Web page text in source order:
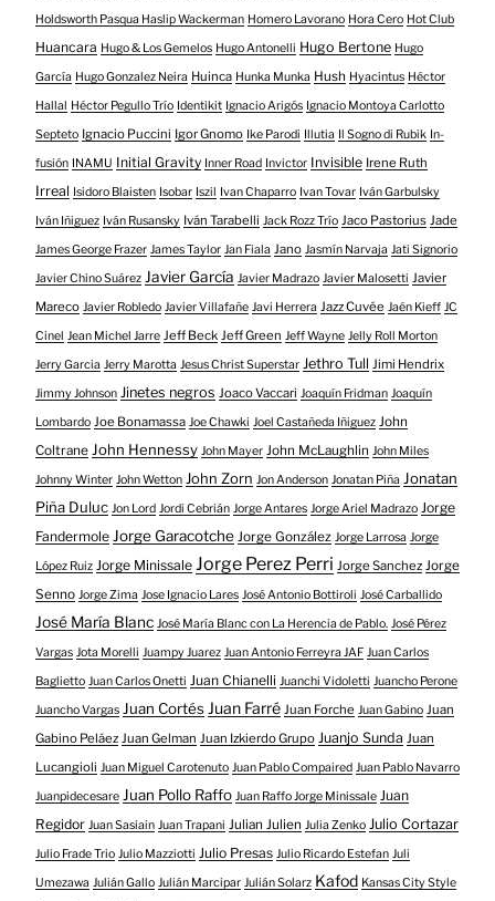
Holdsworth Pasqua Haslip Wackerman Homero Lavorano Hora Cero Hot Club
Huancara Hugo & Los Gemelos Hugo Antonelli Hugo Bertone Hugo
García Hugo Gonzalez Neira Huinca Hunka Munka Hush Hyacintus Héctor
Hallal
Héctor Pegullo Trío Identikit Ignacio Arigós Ignacio Montoya Carlotto
Septeto Ignacio Puccini Igor Gnomo Ike Parodi Illutia Il Sogno di Rubik In-
fusión INAMU Initial Gravity Inner Road Invictor Invisible Irene Ruth
Irreal Isidoro Blaisten Isobar Iszil Ivan Chaparro Ivan Tovar Iván Garbulsky
Iván Iñiguez Iván Rusansky Iván Tarabelli Jack Rozz Trío Jaco Pastorius Jade
James George Frazer James Taylor Jan Fiala Jano Jasmín Narvaja Jati Signorio
Javier Chino Suárez Javier García Javier Madrazo Javier Malosetti Javier
Mareco Javier Robledo Javier Villafañe Javi Herrera Jazz Cuvée Jaén Kieff JC
Cinel Jean Michel Jarre Jeff Beck Jeff Green Jeff Wayne Jelly Roll Morton
Jerry Garcia Jerry Marotta Jesus Christ Superstar Jethro Tull Jimi Hendrix
Jimmy Johnson Jinetes negros Joaco Vaccari Joaquín Fridman Joaquín
Lombardo Joe Bonamassa Joe Chawki Joel Castañeda Iñiguez John
Coltrane John Hennessy John Mayer John McLaughlin John Miles
Johnny Winter John Wetton John Zorn Jon Anderson Jonatan Piña Jonatan
Piña Duluc Jon Lord Jordi Cebrián Jorge Antares Jorge Ariel Madrazo Jorge
Fandermole Jorge Garacotche Jorge González Jorge Larrosa Jorge
López Ruiz Jorge Minissale Jorge Perez Perri Jorge Sanchez Jorge
Senno Jorge Zima Jose Ignacio Lares José Antonio Bottiroli José Carballido
José María Blanc José María Blanc con La Herencia de Pablo. José Pérez
Vargas Jota Morelli Juampy Juarez Juan Antonio Ferreyra JAF Juan Carlos
Baglietto Juan Carlos Onetti Juan Chianelli Juanchi Vidoletti Juancho Perone
Juancho Vargas Juan Cortés Juan Farré Juan Forche Juan Gabino Juan
Gabino Peláez Juan Gelman Juan Izkierdo Grupo Juanjo Sunda Juan
Lucangioli Juan Miguel Carotenuto Juan Pablo Compaired Juan Pablo Navarro
Juanpidecesare Juan Pollo Raffo Juan Raffo Jorge Minissale Juan
Regidor Juan Sasiain Juan Trapani Julian Julien Julia Zenko Julio Cortazar
Julio Frade Trio Julio Mazziotti Julio Presas Julio Ricardo Estefan Juli
Umezawa Julián Gallo Julián Marcipar Julián Solarz Kafod Kansas City Style